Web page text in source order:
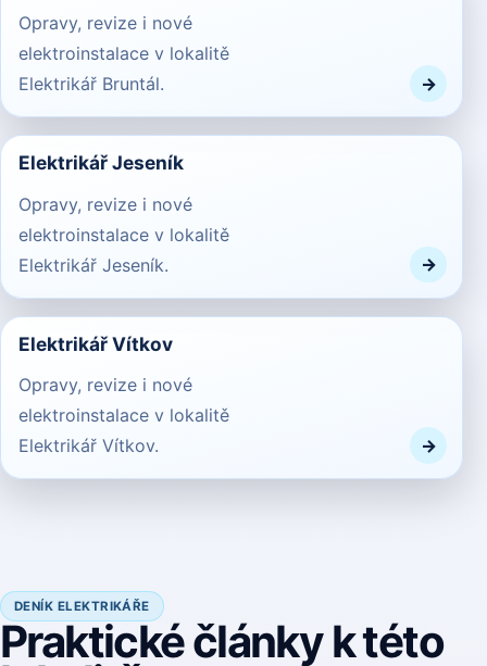
Opravy, revize i nové
elektroinstalace v lokalitě
Elektrikář Bruntál.
Elektrikář Jeseník
Opravy, revize i nové
elektroinstalace v lokalitě
Elektrikář Jeseník.
Elektrikář Vítkov
Opravy, revize i nové
elektroinstalace v lokalitě
Elektrikář Vítkov.
DENÍK ELEKTRIKÁŘE
Praktické články k této